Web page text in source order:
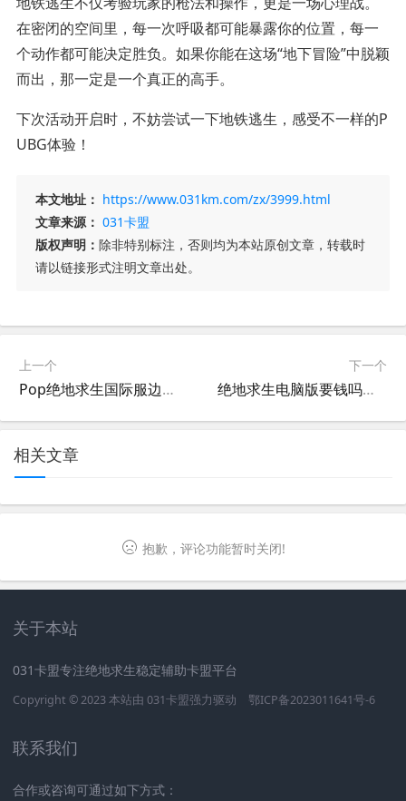
在密闭的空间里，每一次呼吸都可能暴露你的位置，每一
个动作都可能决定胜负。如果你能在这场“地下冒险”中脱颖
而出，那一定是一个真正的高手。
下次活动开启时，不妨尝试一下地铁逃生，感受不一样的P
UBG体验！
本文地址： https://www.031km.com/zx/3999.html
文章来源： 031卡盟
版权声明： 除非特别标注，否则均为本站原创文章，转载时
请以链接形式注明文章出处。
上一个
Pop绝地求生国际服边缘玩法解析-Pop绝地求生国际服边缘怎么玩
下一个
绝地求生电脑版要钱吗？-绝地求生电脑版是否需要付费购买
相关文章
抱歉，评论功能暂时关闭!
关于本站
031卡盟专注绝地求生稳定辅助卡盟平台
Copyright © 2023 本站由 031卡盟强力驱动 鄂ICP备2023011641号-6
联系我们
合作或咨询可通过如下方式：